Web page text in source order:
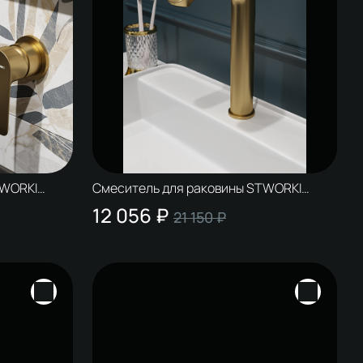
Смеситель для раковины STWORKI
Копенгаген S42020GM матовое золото
12 056 ₽ 21 150 ₽